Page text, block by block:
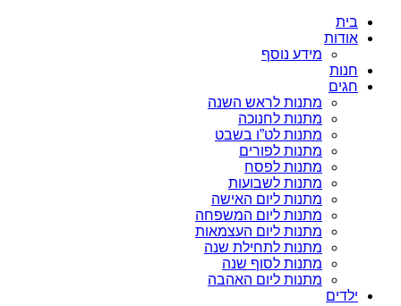
בית
אודות
מידע נוסף
חנות
חגים
מתנות לראש השנה
מתנות לחנוכה
מתנות לט”ו בשבט
מתנות לפורים
מתנות לפסח
מתנות לשבועות
מתנות ליום האישה
מתנות ליום המשפחה
מתנות ליום העצמאות
מתנות לתחילת שנה
מתנות לסוף שנה
מתנות ליום האהבה
ילדים